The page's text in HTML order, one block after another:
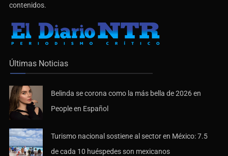
contenidos.
Últimas Noticias
Belinda se corona como la más bella de 2026 en
People en Español
Turismo nacional sostiene al sector en México: 7.5
de cada 10 huéspedes son mexicanos